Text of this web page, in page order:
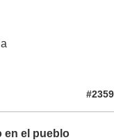
#2359
en el pueblo